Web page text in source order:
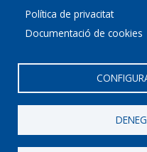
Política de privacitat
Documentació de cookies
© 2022 Ajuntament La
Política de Cookies